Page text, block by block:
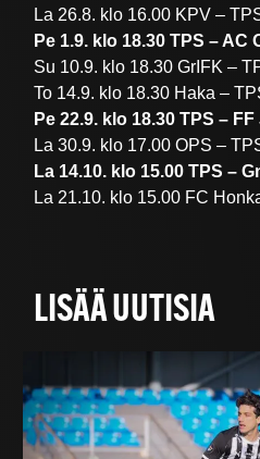
La 26.8. klo 16.00 KPV –
Pe 1.9. klo 18.30 TPS –
Su 10.9. klo 18.30 GrIFK –
To 14.9. klo 18.30 Haka –
Pe 22.9. klo 18.30 TPS –
La 30.9. klo 17.00 OPS –
La 14.10. klo 15.00 TPS –
La 21.10. klo 15.00 FC
LISÄÄ UUTISIA